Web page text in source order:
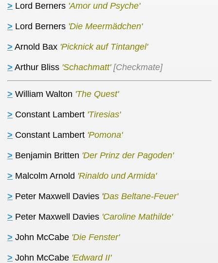
> Lord Berners 'Amor und Psyche'
> Lord Berners 'Die Meermädchen'
> Arnold Bax 'Picknick auf Tintangel'
> Arthur Bliss 'Schachmatt' [Checkmate]
> William Walton 'The Quest'
> Constant Lambert 'Tiresias'
> Constant Lambert 'Pomona'
> Benjamin Britten 'Der Prinz der Pagoden'
> Malcolm Arnold 'Rinaldo und Armida'
> Peter Maxwell Davies 'Das Beltane-Feuer'
> Peter Maxwell Davies 'Caroline Mathilde'
> John McCabe 'Die Fenster'
> John McCabe 'Edward II'